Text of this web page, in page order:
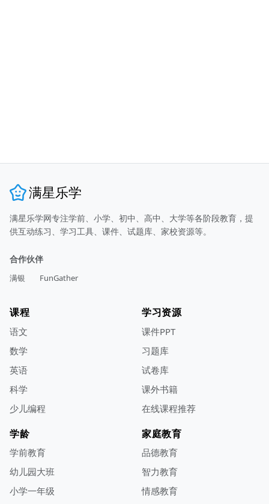
满星乐学
满星乐学网专注学前、小学、初中、高中、大学等各阶段教育，提
供互动练习、学习工具、课件、试题库、家校资源等。
合作伙伴
满银 FunGather
课程
语文
数学
英语
科学
少儿编程
学习资源
课件PPT
习题库
试卷库
课外书籍
在线课程推荐
学龄
学前教育
幼儿园大班
小学一年级
家庭教育
品德教育
智力教育
情感教育